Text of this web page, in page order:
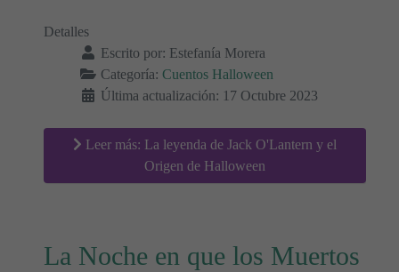
Detalles
Escrito por: Estefanía Morera
Categoría: Cuentos Halloween
Última actualización: 17 Octubre 2023
Leer más: La leyenda de Jack O'Lantern y el
Origen de Halloween
La Noche en que los Muertos